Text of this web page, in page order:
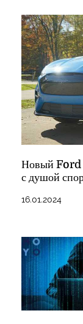
Новый Ford
с душой
16.01.2024